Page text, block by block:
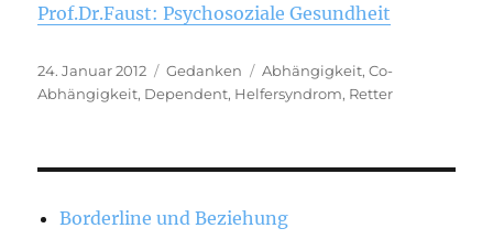
Prof.Dr.Faust: Psychosoziale Gesundheit
Veröffentlicht
am
24. Januar 2012 Kategorien
Gedanken Schlagwörter
Abhängigkeit,Co-
Abhängigkeit, Dependent, Helfersyndrom, Retter
Borderline und Beziehung